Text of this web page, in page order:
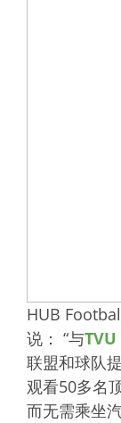
HUB
说： “与
联盟和球队
观看50多名
而无需乘坐